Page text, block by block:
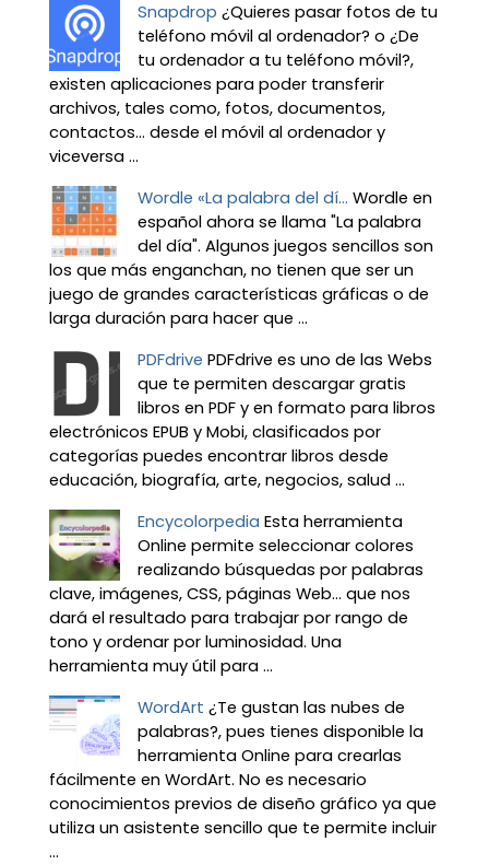
Snapdrop ¿Quieres pasar fotos de tu
teléfono móvil al ordenador? o ¿De
tu ordenador a tu teléfono móvil?,
existen aplicaciones para poder transferir
archivos, tales como, fotos, documentos,
contactos… desde el móvil al ordenador y
viceversa ...
Wordle «La palabra del dí... Wordle en
español ahora se llama "La palabra
del día". Algunos juegos sencillos son
los que más enganchan, no tienen que ser un
juego de grandes características gráficas o de
larga duración para hacer que ...
PDFdrive PDFdrive es uno de las Webs
que te permiten descargar gratis
libros en PDF y en formato para libros
electrónicos EPUB y Mobi, clasificados por
categorías puedes encontrar libros desde
educación, biografía, arte, negocios, salud ...
Encycolorpedia Esta herramienta
Online permite seleccionar colores
realizando búsquedas por palabras
clave, imágenes, CSS, páginas Web... que nos
dará el resultado para trabajar por rango de
tono y ordenar por luminosidad. Una
herramienta muy útil para ...
WordArt ¿Te gustan las nubes de
palabras?, pues tienes disponible la
herramienta Online para crearlas
fácilmente en WordArt. No es necesario
conocimientos previos de diseño gráfico ya que
utiliza un asistente sencillo que te permite incluir
...